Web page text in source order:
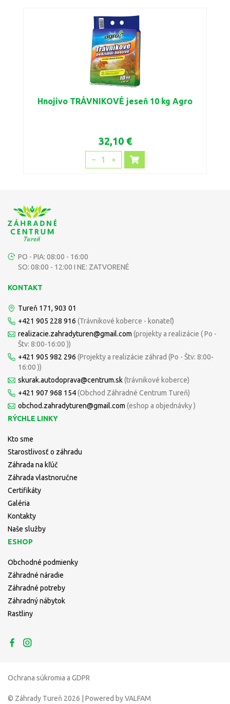
Hnojivo TRÁVNIKOVÉ jeseň 10 kg Agro
32,10 €
1
PO - PIA: 08:00 - 16:00
SO: 08:00 - 12:00 I NE: ZATVORENÉ
KONTAKT
Tureň 171, 903 01
+421 905 228 916 (Trávnikové koberce - konateľ)
realizacie.zahradyturen@gmail.com (projekty a realizácie ( Po -
Štv: 8:00-16:00 ))
+421 905 982 296 (Projekty a realizácie záhrad (Po - Štv: 8:00-
16:00 ))
skurak.autodoprava@centrum.sk(trávnikové koberce)
+421 907 968 154(Obchod Záhradné Centrum Tureň)
obchod.zahradyturen@gmail.com (eshop a objednávky )
RÝCHLE LINKY
Kto sme
Starostlivosť o záhradu
Záhrada na kľúč
Záhrada vlastnoručne
Certifikáty
Galéria
Kontakty
Naše služby
ESHOP
Obchodné podmienky
Záhradné náradie
Záhradné potreby
Záhradný nábytok
Rastliny
Ochrana súkromia a GDPR
© Záhrady Tureň 2026 | Powered by VALFAM